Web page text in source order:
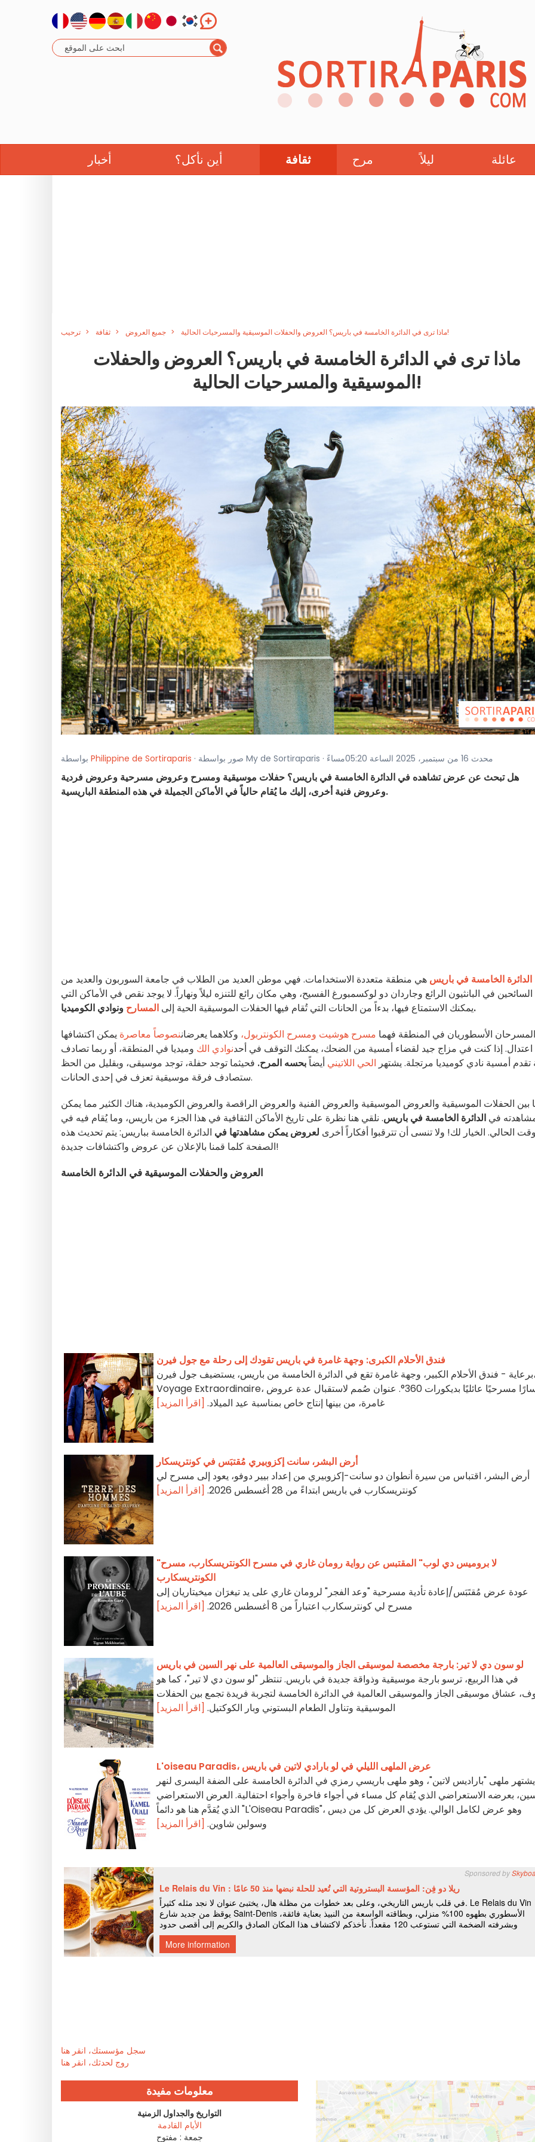
أخبار أين نأكل؟ ثقافة مرح ليلاً عائلة
ترحيب ثقافة جميع العروض ماذا ترى في الدائرة الخامسة في باريس؟ العروض والحفلات الموسيقية والمسرحيات الحالية!
ماذا ترى في الدائرة الخامسة في باريس؟ العروض والحفلات
الموسيقية والمسرحيات الحالية!
Philippine de Sortiraparis · صور بواسطة My de Sortiraparis · محدث 16 من سبتمبر، 2025 الساعة 05:20مساءً
هل تبحث عن عرض تشاهده في الدائرة الخامسة في باريس؟ حفلات موسيقية ومسرح وعروض مسرحية وعروض فردية
وعروض فنية أخرى، إليك ما يُقام حالياً في الأماكن الجميلة في هذه المنطقة الباريسية.
الدائرة الخامسة في باريس هي منطقة متعددة الاستخدامات. فهي موطن العديد من الطلاب في جامعة السوربون والعديد من
السائحين في البانثيون الرائع وجاردان دو لوكسمبورغ الفسيح، وهي مكان رائع للتنزه ليلاً ونهاراً. لا يوجد نقص في الأماكن التي
يمكنك الاستمتاع فيها، بدءاً من الحانات التي تُقام فيها الحفلات الموسيقية الحية إلى المسارح
ونوادي الكوميديا.
الأسطوريان في المنطقة فهما مسرح هوشيت ومسرح الكونتربول، وكلاهما يعرضاننصوصاًمعاصرة يمكن اكتشافها
إذا كنت في مزاج جيد لقضاء أمسية من الضحك، يمكنك التوقف في أحدنوادي الك وميديا في المنطقة، أو ربما تصادف
تقدم أمسية نادي كوميديا مرتجلة. يشتهر الحي اللاتيني أيضاًبحسه المرح. فحيثما توجد حفلة، توجد موسيقى، وبقليل من الحظ
ستصادف فرقة موسيقية تعزف في إحدى الحانات.
بين الحفلات الموسيقية والعروض الموسيقية والعروض الفنية والعروض الراقصة والعروض الكوميدية، هناك الكثير مما يمكن
في الدائرة الخامسة في باريس. نلقي هنا نظرة على تاريخ الأماكن الثقافية في هذا الجزء من باريس، وما يُقام فيه في
الحالي. الخيار لك! ولا تنسى أن تترقبوا أفكاراً أخرى لعروض يمكن مشاهدتها في الدائرة الخامسة بباريس: يتم تحديث هذه
الصفحة كلما قمنا بالإعلان عن عروض واكتشافات جديدة!
العروض والحفلات الموسيقية في الدائرة الخامسة
فندق الأحلام الكبرى: وجهة غامرة في باريس تقودك إلى رحلة مع جول فيرن
برعاية - فندق الأحلام الكبير، وجهة غامرة تقع في الدائرة الخامسة من باريس، يستضيف جول فيرن، Le
Voyage Extraordinaire، مسارًا مسرحيًا عائليًا بديكورات 360°. عنوان صُمم لاستقبال عدة عروض
غامرة، من بينها إنتاج خاص بمناسبة عيد الميلاد. [اقرأ المزيد]
أرض البشر، سانت إكزوبيري مُقتبَس في كونتريسكار
أرض البشر، اقتباس من سيرة أنطوان دو سانت-إكزوبيري من إعداد بيير دوفو، يعود إلى مسرح لي
كونتريسكارب في باريس ابتداءً من 28 أغسطس 2026.
[اقرأ المزيد]
"لا بروميس دي لوب" المقتبس عن رواية رومان غاري في مسرح الكونتريسكارب، مسرح
الكونتريسكارب
عودة عرض مُقتَبَس/إعادة تأدية مسرحية "وعد الفجر" لرومان غاري على يد تيغرَان ميخيتاريان إلى
مسرح لي كونترسكارب اعتباراً من 8 أغسطس 2026.
[اقرأ المزيد]
لو سون دي لا تير: بارجة مخصصة لموسيقى الجاز والموسيقى العالمية على نهر السين في باريس
في هذا الربيع، ترسو بارجة موسيقية وذواقة جديدة في باريس. تنتظر "لو سون دي لا تير"، كما هو
عشاق موسيقى الجاز والموسيقى العالمية في الدائرة الخامسة لتجربة فريدة تجمع بين الحفلات
الموسيقية وتناول الطعام البستوني وبار الكوكتيل. [اقرأ المزيد]
L'oiseau Paradis، عرض الملهى الليلي في لو بارادي لاتين في باريس
يشتهر ملهى "باراديس لاتين"، وهو ملهى باريسي رمزي في الدائرة الخامسة على الضفة اليسرى لنهر
بعرضه الاستعراضي الذي يُقام كل مساء في أجواء فاخرة وأجواء احتفالية. العرض الاستعراضي
الذي يُقدَّم هنا هو دائماً "L'Oiseau Paradis"، وهو عرض لكامل الوالي. يؤدي العرض كل من ديس
وسولين شاوين. [اقرأ المزيد]
سجل مؤسستك، انقر هنا
روج لحدثك، انقر هنا
معلومات مفيدة
التواريخ والجداول الزمنية
الأيام القادمة
جمعة : مفتوح